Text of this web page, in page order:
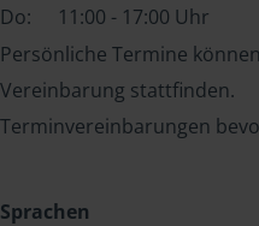
Do:
11:00 - 17:00 Uhr
Persönliche Termine
Vereinbarung stattfinden.
Terminvereinbarungen
Sprachen